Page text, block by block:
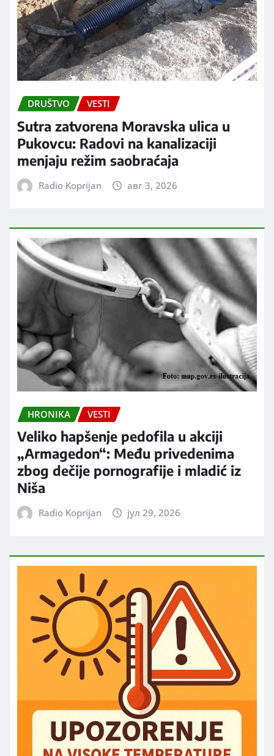
DRUŠTVO VESTI
Sutra zatvorena Moravska ulica u
Pukovcu: Radovi na kanalizaciji
menjaju režim saobraćaja
Radio Koprijan авг 3, 2026
HRONIKA VESTI
Veliko hapšenje pedofila u akciji
„Armagedon“: Među privedenima
zbog dečije pornografije i mladić iz
Niša
Radio Koprijan јул 29, 2026